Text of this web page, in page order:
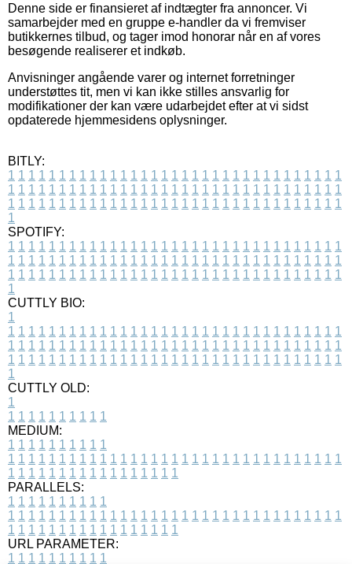
Denne side er finansieret af indtægter fra annoncer. Vi
samarbejder med en gruppe e-handler da vi fremviser
butikkernes tilbud, og tager imod honorar når en af vores
besøgende realiserer et indkøb.
Anvisninger angående varer og internet forretninger
understøttes tit, men vi kan ikke stilles ansvarlig for
modifikationer der kan være udarbejdet efter at vi sidst
opdaterede hjemmesidens oplysninger.
BITLY:
1 1 1 1 1 1 1 1 1 1 1 1 1 1 1 1 1 1 1 1 1 1 1 1 1 1 1 1 1 1 1 1 1
1 1 1 1 1 1 1 1 1 1 1 1 1 1 1 1 1 1 1 1 1 1 1 1 1 1 1 1 1 1 1 1 1
1 1 1 1 1 1 1 1 1 1 1 1 1 1 1 1 1 1 1 1 1 1 1 1 1 1 1 1 1 1 1 1 1
1
SPOTIFY:
1 1 1 1 1 1 1 1 1 1 1 1 1 1 1 1 1 1 1 1 1 1 1 1 1 1 1 1 1 1 1 1 1
1 1 1 1 1 1 1 1 1 1 1 1 1 1 1 1 1 1 1 1 1 1 1 1 1 1 1 1 1 1 1 1 1
1 1 1 1 1 1 1 1 1 1 1 1 1 1 1 1 1 1 1 1 1 1 1 1 1 1 1 1 1 1 1 1 1
1
CUTTLY BIO:
1
1 1 1 1 1 1 1 1 1 1 1 1 1 1 1 1 1 1 1 1 1 1 1 1 1 1 1 1 1 1 1 1 1
1 1 1 1 1 1 1 1 1 1 1 1 1 1 1 1 1 1 1 1 1 1 1 1 1 1 1 1 1 1 1 1 1
1 1 1 1 1 1 1 1 1 1 1 1 1 1 1 1 1 1 1 1 1 1 1 1 1 1 1 1 1 1 1 1 1
1
CUTTLY OLD:
1
1 1 1 1 1 1 1 1 1 1
MEDIUM:
1 1 1 1 1 1 1 1 1 1
1 1 1 1 1 1 1 1 1 1 1 1 1 1 1 1 1 1 1 1 1 1 1 1 1 1 1 1 1 1 1 1 1
1 1 1 1 1 1 1 1 1 1 1 1 1 1 1 1 1
PARALLELS:
1 1 1 1 1 1 1 1 1 1
1 1 1 1 1 1 1 1 1 1 1 1 1 1 1 1 1 1 1 1 1 1 1 1 1 1 1 1 1 1 1 1 1
1 1 1 1 1 1 1 1 1 1 1 1 1 1 1 1 1
URL PARAMETER:
1 1 1 1 1 1 1 1 1 1